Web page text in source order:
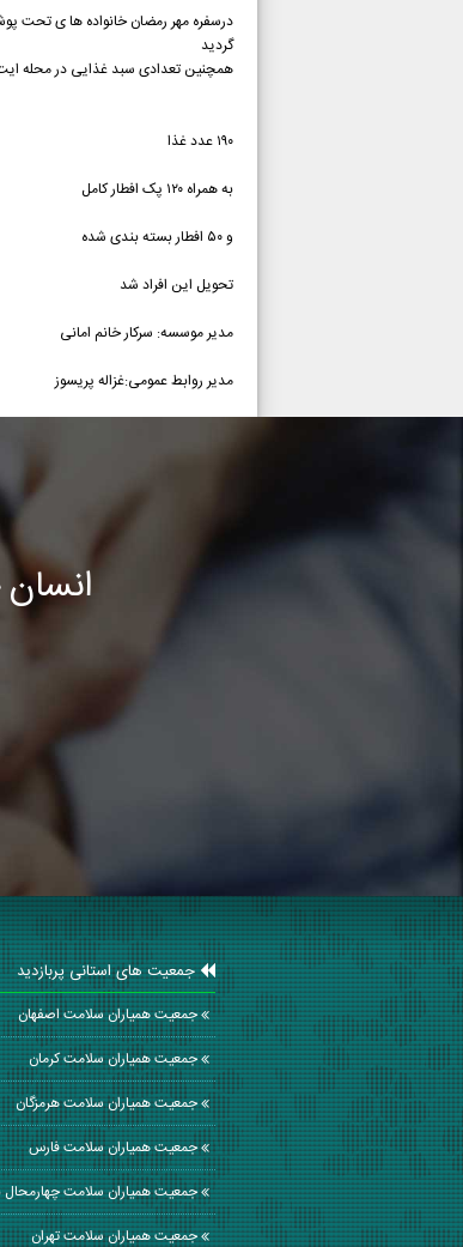
گردید
همچنین تعدادی سبد غذایی در محله
۱۹۰ عدد غذا
به همراه ۱۲۰ پک افطار کامل
و ۵۰ افطار بسته بندی شده
تحویل این افراد شد
مدیر موسسه: سرکار خانم امانی
مدیر روابط عمومی:غزاله پریسوز
جمعیت های استانی پربازدید
جمعیت همیاران سلامت اصفهان
جمعیت همیاران سلامت كرمان
جمعیت همیاران سلامت هرمزگان
جمعیت همیاران سلامت فارس
جمعیت همیاران سلامت چهارمحال
جمعیت همیاران سلامت تهران